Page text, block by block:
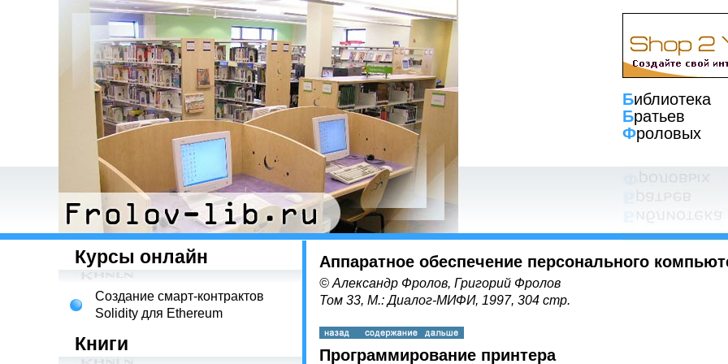
Библиотека
Братьев
Фроловых
Курсы онлайн
Создание смарт-контрактов
Solidity для Ethereum
Книги
Аппаратное обеспечение персонального
© Александр Фролов, Григорий Фролов
Том 33, М.: Диалог-МИФИ, 1997, 304 стр.
Программирование принтера